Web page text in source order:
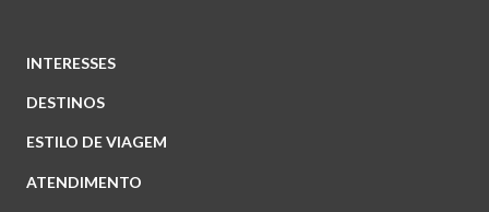
INTERESSES
DESTINOS
ESTILO DE VIAGEM
ATENDIMENTO